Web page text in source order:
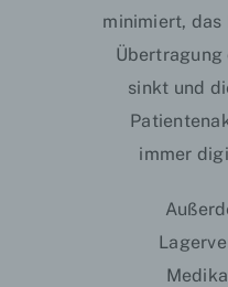
minimiert,
sinkt und
immer